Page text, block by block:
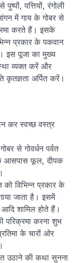
पत्तियों, रंगोली
में गाय के गोबर से
करते हैं। इसके
प्रकार के पकवान
इस पूजा का मुख्य
व्यक्त करें और
कृतज्ञता अर्पित करें।
कर स्वच्छ वस्त्र
से गोवर्धन पर्वत
आसपास फूल, दीपक
को विभिन्न प्रकार के
जाता है। इसमें
शामिल होते हैं।
परिक्रमा करना शुभ
के चारों ओर
उठाने की कथा सुनना